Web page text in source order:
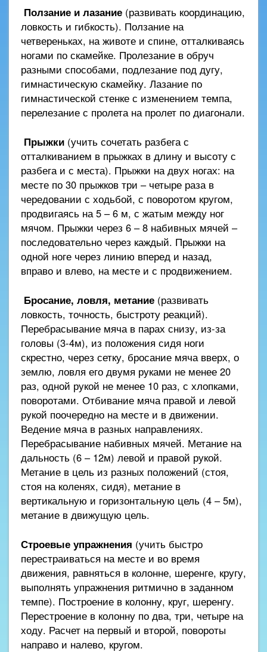
Ползание и лазание (развивать координацию,
ловкость и гибкость). Ползание на
четвереньках, на животе и спине, отталкиваясь
ногами по скамейке. Пролезание в обруч
разными способами, подлезание под дугу,
гимнастическую скамейку. Лазание по
гимнастической стенке с изменением темпа,
перелезание с пролета на пролет по диагонали.
Прыжки (учить сочетать разбега с
отталкиванием в прыжках в длину и высоту с
разбега и с места). Прыжки на двух ногах: на
месте по 30 прыжков три – четыре раза в
чередовании с ходьбой, с поворотом кругом,
продвигаясь на 5 – 6 м, с жатым между ног
мячом. Прыжки через 6 – 8 набивных мячей –
последовательно через каждый. Прыжки на
одной ноге через линию вперед и назад,
вправо и влево, на месте и с продвижением.
Бросание, ловля, метание (развивать
ловкость, точность, быстроту реакций).
Перебрасывание мяча в парах снизу, из-за
головы (3-4м), из положения сидя ноги
скрестно, через сетку, бросание мяча вверх, о
землю, ловля его двумя руками не менее 20
раз, одной рукой не менее 10 раз, с хлопками,
поворотами. Отбивание мяча правой и левой
рукой поочередно на месте и в движении.
Ведение мяча в разных направлениях.
Перебрасывание набивных мячей. Метание на
дальность (6 – 12м) левой и правой рукой.
Метание в цель из разных положений (стоя,
стоя на коленях, сидя), метание в
вертикальную и горизонтальную цель (4 – 5м),
метание в движущую цель.
Строевые упражнения (учить быстро
перестраиваться на месте и во время
движения, равняться в колонне, шеренге, кругу,
выполнять упражнения ритмично в заданном
темпе). Построение в колонну, круг, шеренгу.
Перестроение в колонну по два, три, четыре на
ходу. Расчет на первый и второй, повороты
направо и налево, кругом.